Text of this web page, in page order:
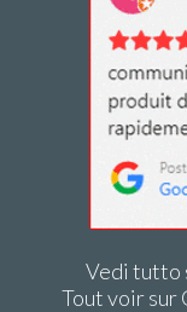
Vedi tutto
Tout voir sur